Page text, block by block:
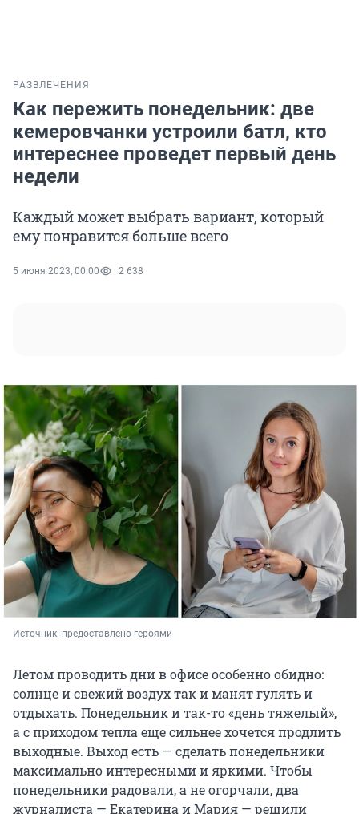
РАЗВЛЕЧЕНИЯ
Как пережить понедельник: две
кемеровчанки устроили батл, кто
интереснее проведет первый день
недели
Каждый может выбрать вариант, который
ему понравится больше всего
5 июня 2023, 00:00 2 638
Источник: предоставлено героями
Летом проводить дни в офисе особенно обидно:
солнце и свежий воздух так и манят гулять и
отдыхать. Понедельник и так-то «день тяжелый»,
а с приходом тепла еще сильнее хочется продлить
выходные. Выход есть — сделать понедельники
максимально интересными и яркими. Чтобы
понедельники радовали, а не огорчали, два
журналиста — Екатерина и Мария — решили